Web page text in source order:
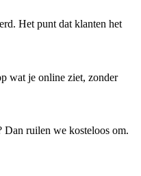
Het punt dat klanten het
wat je online ziet, zonder
Dan ruilen we kosteloos om.